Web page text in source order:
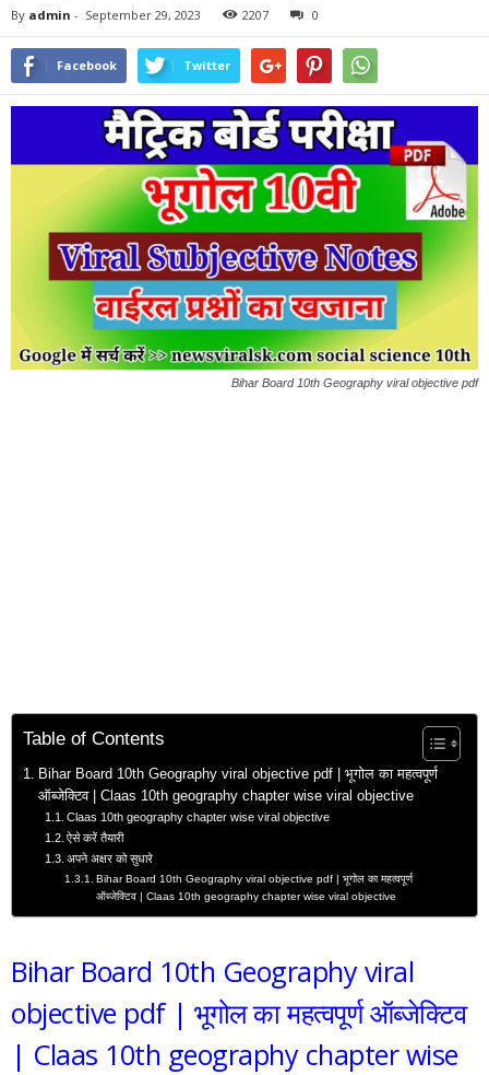
By admin - September 29, 2023 2207 0
Facebook Twitter
Bihar Board 10th Geography viral objective pdf
Table of Contents
Bihar Board 10th Geography viral objective pdf | भूगोल का महत्वपूर्ण
ऑब्जेक्टिव | Claas 10th geography chapter wise viral objective
Claas 10th geography chapter wise viral objective
ऐसे करें तैयारी
अपने अक्षर को सुधारे
Bihar Board 10th Geography viral objective pdf | भूगोल का महत्वपूर्ण
ऑब्जेक्टिव | Claas 10th geography chapter wise viral objective
Bihar Board 10th Geography viral
objective pdf | भूगोल का महत्वपूर्ण ऑब्जेक्टिव
| Claas 10th geography chapter wise